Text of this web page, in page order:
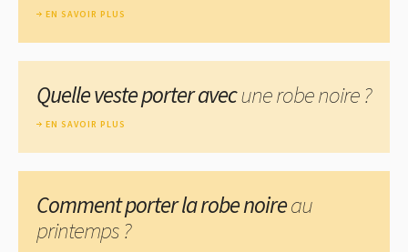
EN SAVOIR PLUS
Quelle veste porter avecune robe noire ?
EN SAVOIR PLUS
Comment porter la robe noireau
printemps ?